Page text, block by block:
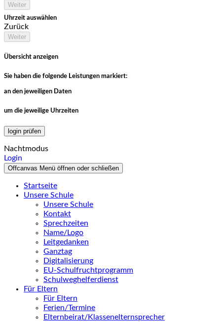
Weiter
Uhrzeit auswählen
Zurück
Weiter
Übersicht anzeigen
Sie haben die folgende Leistungen markiert:
an den jeweiligen Daten
um die jeweilige Uhrzeiten
login prüfen
Nachtmodus
Login
Offcanvas Menü öffnen oder schließen
Startseite
Unsere Schule
Unsere Schule
Kontakt
Sprechzeiten
Name/Logo
Leitgedanken
Ganztag
Digitalisierung
EU-Schulfruchtprogramm
Schulweghelferdienst
Für Eltern
Für Eltern
Ferien/Termine
Elternbeirat/Klassenelternsprecher